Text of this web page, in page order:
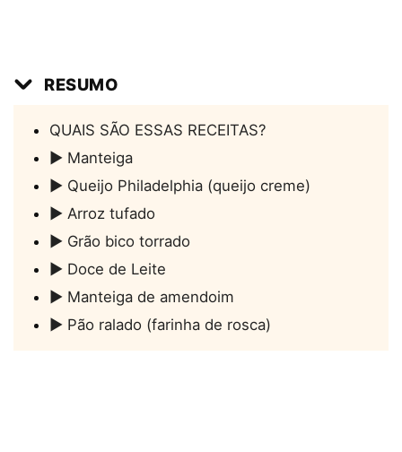
RESUMO
QUAIS SÃO ESSAS RECEITAS?
► Manteiga
► Queijo Philadelphia (queijo creme)
► Arroz tufado
► Grão bico torrado
► Doce de Leite
► Manteiga de amendoim
► Pão ralado (farinha de rosca)